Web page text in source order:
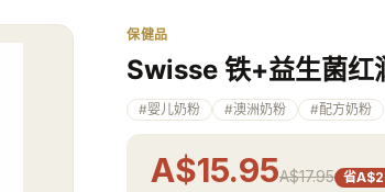
保健品
Swisse 铁+益生菌红
#婴儿奶粉 #澳洲奶粉 #配方奶粉
A$15.95A$17.95 省